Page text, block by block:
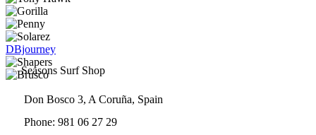
DBjourney
Seasons Surf Shop
Don Bosco 3, A Coruña, Spain
Phone: 981 06 27 29